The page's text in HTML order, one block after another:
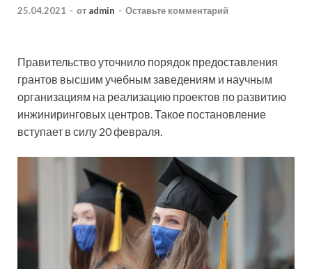
25.04.2021 - от admin - Оставьте комментарий
Правительство уточнило порядок предоставления
грантов высшим учебным заведениям и научным
организациям на реализацию проектов по развитию
инжиниринговых центров. Такое постановление
вступает в силу 20 февраля.